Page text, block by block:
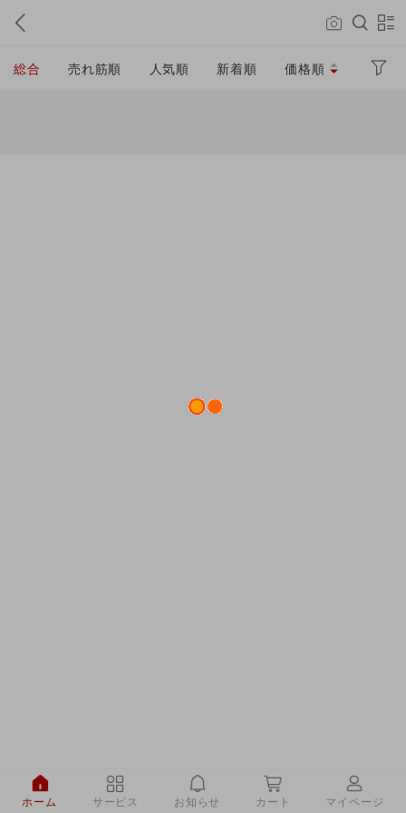
総合 売れ筋順 人気順 新着順 価格順
ホーム サービス お知らせ カート マイページ